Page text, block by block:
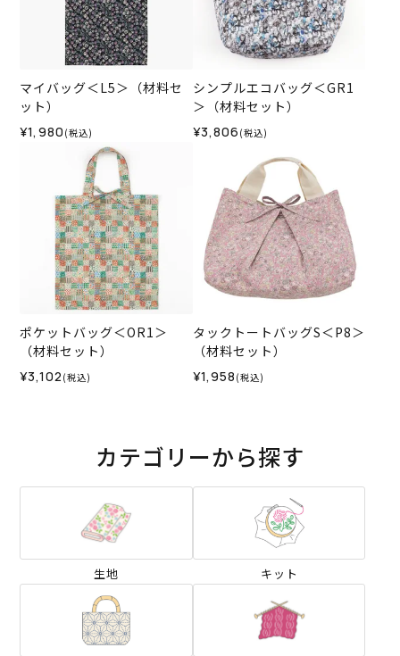
マイバッグ＜L5＞（材料セ
ット）
¥1,980 (税込)
シンプルエコバッグ＜GR1
＞（材料セット）
¥3,806 (税込)
ポケットバッグ＜OR1＞
（材料セット）
¥3,102 (税込)
タックトートバッグS＜P8＞
（材料セット）
¥1,958 (税込)
カテゴリーから探す
生地 キット